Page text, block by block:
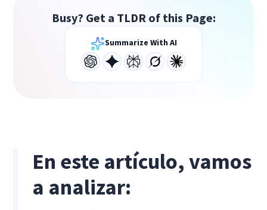
Busy? Get a TLDR of this Page:
Summarize With AI
En este artículo, vamos
a analizar: